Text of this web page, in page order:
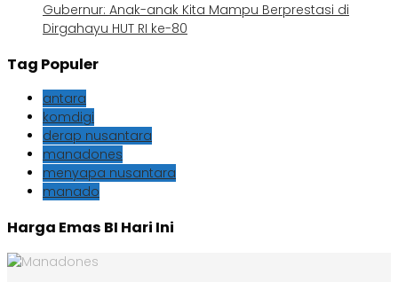
Gubernur: Anak-anak Kita Mampu Berprestasi di
Dirgahayu HUT RI ke-80
Tag Populer
antara
komdigi
derap nusantara
manadones
menyapa nusantara
manado
Harga Emas BI Hari Ini